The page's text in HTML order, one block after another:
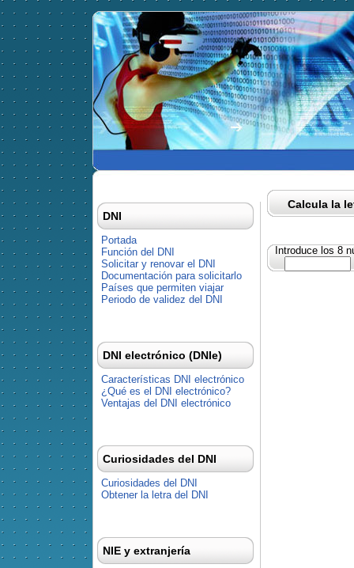
Calcula la
Introduce los 8
DNI
Portada
Función del DNI
Solicitar y renovar el DNI
Documentación para solicitarlo
Países que permiten viajar
Periodo de validez del DNI
DNI electrónico (DNIe)
Características DNI electrónico
¿Qué es el DNI electrónico?
Ventajas del DNI electrónico
Curiosidades del DNI
Curiosidades del DNI
Obtener la letra del DNI
NIE y extranjería